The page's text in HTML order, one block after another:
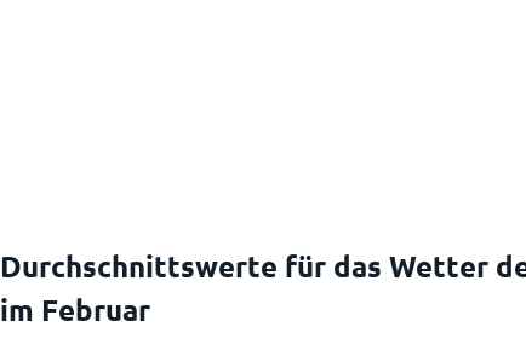
Durchschnittswerte für das Wetter
im Februar